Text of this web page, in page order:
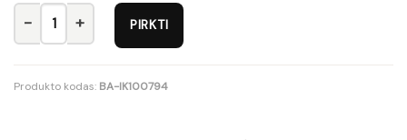
produkto kiekis: Lentyna 2L1S/20/9-DAST
PIRKTI
Produkto kodas: BA-IK100794